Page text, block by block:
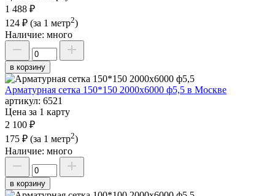
1 488 ₽
124 ₽ (за 1 метр2)
Наличие: много
в корзину
Арматурная сетка 150*150 2000х6000 ф5,5 в Москве
артикул: 6521
Цена за 1 карту
2 100 ₽
175 ₽ (за 1 метр2)
Наличие: много
в корзину